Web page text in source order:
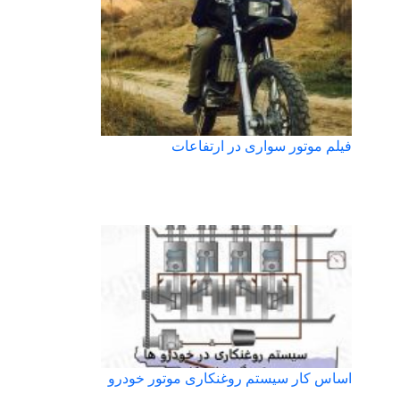
فیلم موتور سواری در ارتفاعات
اساس کار سیستم روغنکاری موتور خودرو